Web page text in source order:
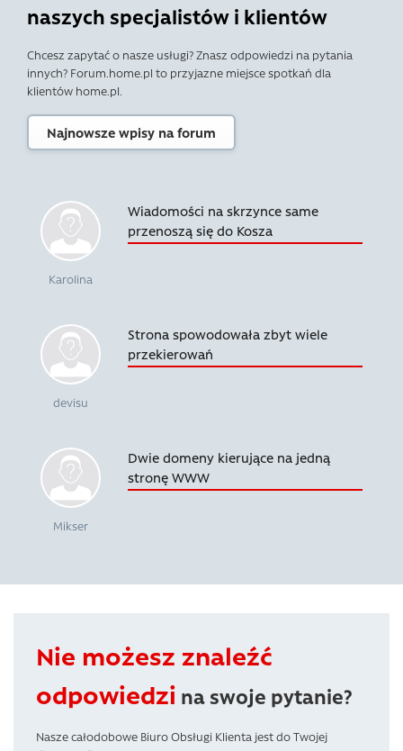
naszych specjalistów i klientów
Chcesz zapytać o nasze usługi? Znasz odpowiedzi na pytania
innych? Forum.home.pl to przyjazne miejsce spotkań dla
klientów home.pl.
Najnowsze wpisy na forum
Karolina
Wiadomości na skrzynce same
przenoszą się do Kosza
devisu
Strona spowodowała zbyt wiele
przekierowań
Mikser
Dwie domeny kierujące na jedną
stronę WWW
Nie możesz znaleźć
odpowiedzi na swoje pytanie?
Nasze całodobowe Biuro Obsługi Klienta jest do Twojej